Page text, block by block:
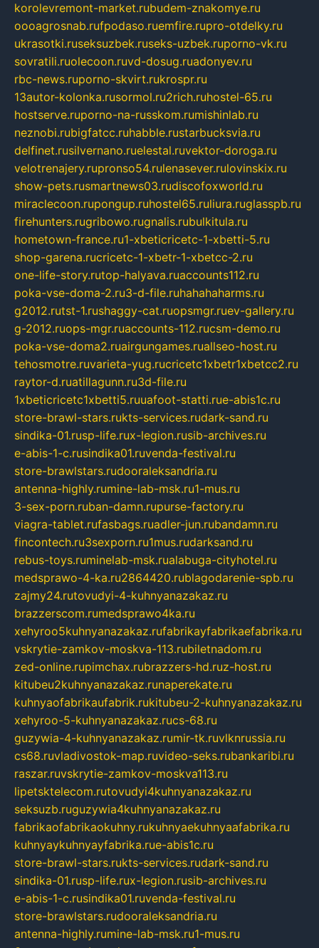
korolevremont-market.rubudem-znakomye.ru
oooagrosnab.rufpodaso.ruemfire.rupro-otdelky.ru
ukrasotki.ruseksuzbek.ruseks-uzbek.ruporno-vk.ru
sovratili.ruolecoon.ruvd-dosug.ruadonyev.ru
rbc-news.ruporno-skvirt.rukrospr.ru
13autor-kolonka.rusormol.ru2rich.ruhostel-65.ru
hostserve.ruporno-na-russkom.rumishinlab.ru
neznobi.rubigfatcc.ruhabble.rustarbucksvia.ru
delfinet.rusilvernano.ruelestal.ruvektor-doroga.ru
velotrenajery.rupronso54.rulenasever.rulovinskix.ru
show-pets.rusmartnews03.rudiscofoxworld.ru
miraclecoon.rupongup.ruhostel65.ruliura.ruglasspb.ru
firehunters.rugribowo.rugnalis.rubulkitula.ru
hometown-france.ru1-xbeticricetc-1-xbetti-5.ru
shop-garena.rucricetc-1-xbetr-1-xbetcc-2.ru
one-life-story.rutop-halyava.ruaccounts112.ru
poka-vse-doma-2.ru3-d-file.ruhahahaharms.ru
g2012.rutst-1.rushaggy-cat.ruopsmgr.ruev-gallery.ru
g-2012.ruops-mgr.ruaccounts-112.rucsm-demo.ru
poka-vse-doma2.ruairgungames.ruallseo-host.ru
tehosmotre.ruvarieta-yug.rucricetc1xbetr1xbetcc2.ru
raytor-d.ruatillagunn.ru3d-file.ru
1xbeticricetc1xbetti5.ruuafoot-statti.rue-abis1c.ru
store-brawl-stars.rukts-services.rudark-sand.ru
sindika-01.rusp-life.rux-legion.rusib-archives.ru
e-abis-1-c.rusindika01.ruvenda-festival.ru
store-brawlstars.rudooraleksandria.ru
antenna-highly.rumine-lab-msk.ru1-mus.ru
3-sex-porn.ruban-damn.rupurse-factory.ru
viagra-tablet.rufasbags.ruadler-jun.rubandamn.ru
fincontech.ru3sexporn.ru1mus.rudarksand.ru
rebus-toys.ruminelab-msk.rualabuga-cityhotel.ru
medsprawo-4-ka.ru2864420.rublagodarenie-spb.ru
zajmy24.rutovudyi-4-kuhnyanazakaz.ru
brazzerscom.rumedsprawo4ka.ru
xehyroo5kuhnyanazakaz.rufabrikayfabrikaefabrika.ru
vskrytie-zamkov-moskva-113.rubiletnadom.ru
zed-online.rupimchax.rubrazzers-hd.ruz-host.ru
kitubeu2kuhnyanazakaz.runaperekate.ru
kuhnyaofabrikaufabrik.rukitubeu-2-kuhnyanazakaz.ru
xehyroo-5-kuhnyanazakaz.rucs-68.ru
guzywia-4-kuhnyanazakaz.rumir-tk.ruvlknrussia.ru
cs68.ruvladivostok-map.ruvideo-seks.rubankaribi.ru
raszar.ruvskrytie-zamkov-moskva113.ru
lipetsktelecom.rutovudyi4kuhnyanazakaz.ru
seksuzb.ruguzywia4kuhnyanazakaz.ru
fabrikaofabrikaokuhny.rukuhnyaekuhnyaafabrika.ru
kuhnyaykuhnyayfabrika.rue-abis1c.ru
store-brawl-stars.rukts-services.rudark-sand.ru
sindika-01.rusp-life.rux-legion.rusib-archives.ru
e-abis-1-c.rusindika01.ruvenda-festival.ru
store-brawlstars.rudooraleksandria.ru
antenna-highly.rumine-lab-msk.ru1-mus.ru